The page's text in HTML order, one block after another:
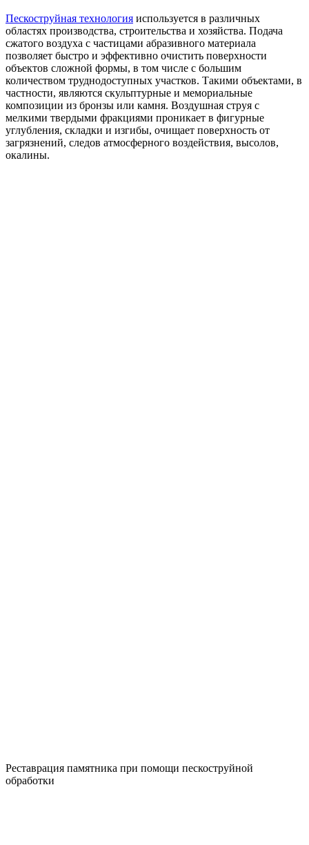
Пескоструйная технология используется в различных
областях производства, строительства и хозяйства. Подача
сжатого воздуха с частицами абразивного материала
позволяет быстро и эффективно очистить поверхности
объектов сложной формы, в том числе с большим
количеством труднодоступных участков. Такими объектами, в
частности, являются скульптурные и мемориальные
композиции из бронзы или камня. Воздушная струя с
мелкими твердыми фракциями проникает в фигурные
углубления, складки и изгибы, очищает поверхность от
загрязнений, следов атмосферного воздействия, высолов,
окалины.
Реставрация памятника при помощи пескоструйной
обработки